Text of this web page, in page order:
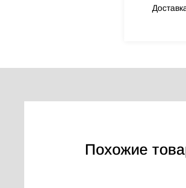
Похожие